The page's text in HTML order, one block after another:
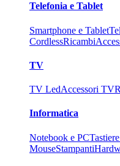
Telefonia e Tablet
Smartphone e Tablet
CordlessRicambi
TV
TV LedAccessori TV
Informatica
Notebook e PC
MouseStampanti